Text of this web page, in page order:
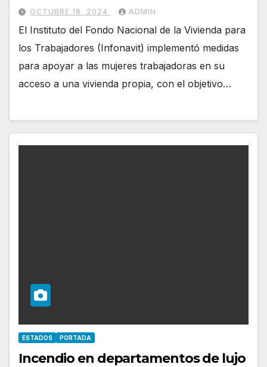
OCTUBRE 18, 2024 ADMIN
El Instituto del Fondo Nacional de la Vivienda para
los Trabajadores (Infonavit) implementó medidas
para apoyar a las mujeres trabajadoras en su
acceso a una vivienda propia, con el objetivo…
ESTADOS PORTADA
Incendio en departamentos de lujo